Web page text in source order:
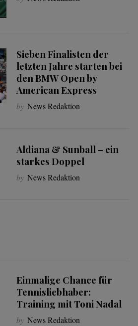
Sieben Finalisten der
letzten Jahre starten bei
den BMW Open by
American Express
by News Redaktion
Aldiana & Sunball – ein
starkes Doppel
by News Redaktion
Einmalige Chance für
Tennisliebhaber:
Training mit Toni Nadal
by News Redaktion